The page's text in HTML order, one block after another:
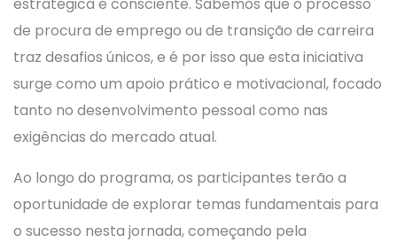
de procura de emprego ou de transição de carreira
traz desafios únicos, e é por isso que esta iniciativa
surge como um apoio prático e motivacional, focado
tanto no desenvolvimento pessoal como nas
exigências do mercado atual.
Ao longo do programa, os participantes terão a
oportunidade de explorar temas fundamentais para
o sucesso nesta jornada, começando pela